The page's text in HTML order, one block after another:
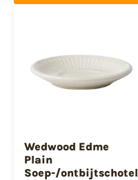
Wedwood Edme
Plain
Soep-/ontbijtschotel